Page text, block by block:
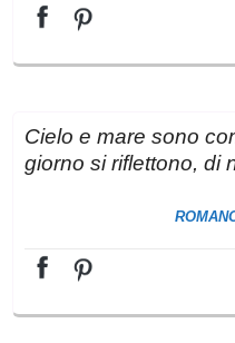
Cielo e mare sono
giorno si riflettono, di